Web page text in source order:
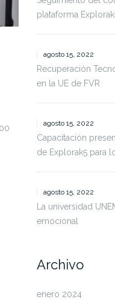
plataforma
agosto 15, 2022
Recuperación
en la UE de FVR
agosto 15, 2022
Capacitación
de Explorak5 para
agosto 15, 2022
La universidad
emocional
Archivo
enero 2024